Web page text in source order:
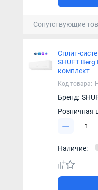
Сопутствующие
Сплит-
SHUFT Berg
комплект
Код товара:
Бренд:
Розничная
Наличие: